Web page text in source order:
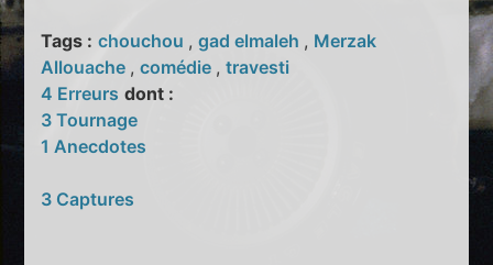
Tags : chouchou ,gad elmaleh , Merzak
Allouache ,comédie ,travesti
4 Erreurs dont :
3 Tournage
1 Anecdotes
3 Captures